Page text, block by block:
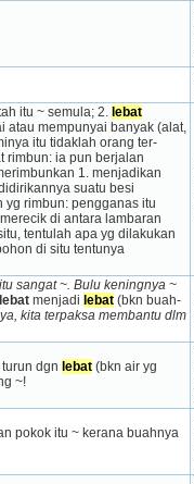
itu ~ semula; 2. lebat
atau mem­punyai banyak (alat,
itu tidaklah orang ter­
rimbun: ia pun berjalan
1. menjadikan
suatu besi
rimbun: pengganas itu
di antara lambaran
tentulah apa yg dilakukan
di situ tentunya
sangat ~. Bulu keningnya ~
menjadi lebat (bkn buah-
kita terpaksa membantu dlm
dgn lebat (bkn air yg
~!
pokok itu ~ kerana buahnya